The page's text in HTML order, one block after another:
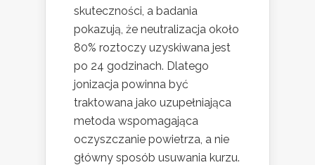
skuteczności, a badania
pokazują, że neutralizacja około
80% roztoczy uzyskiwana jest
po 24 godzinach. Dlatego
jonizacja powinna być
traktowana jako uzupełniająca
metoda wspomagająca
oczyszczanie powietrza, a nie
główny sposób usuwania kurzu.